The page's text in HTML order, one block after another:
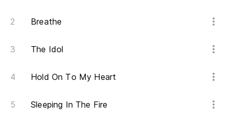
Breathe
The Idol
Hold On To My Heart
Sleeping In The Fire